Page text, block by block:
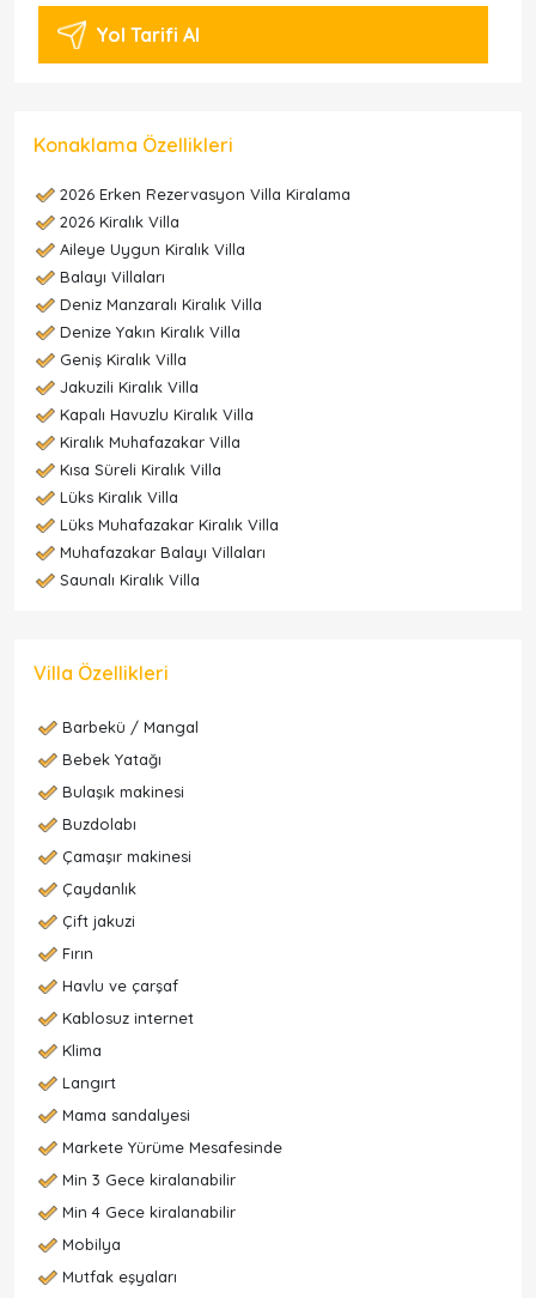
Yol Tarifi Al
Konaklama Özellikleri
2026 Erken Rezervasyon Villa Kiralama
2026 Kiralık Villa
Aileye Uygun Kiralık Villa
Balayı Villaları
Deniz Manzaralı Kiralık Villa
Denize Yakın Kiralık Villa
Geniş Kiralık Villa
Jakuzili Kiralık Villa
Kapalı Havuzlu Kiralık Villa
Kiralık Muhafazakar Villa
Kısa Süreli Kiralık Villa
Lüks Kiralık Villa
Lüks Muhafazakar Kiralık Villa
Muhafazakar Balayı Villaları
Saunalı Kiralık Villa
Villa Özellikleri
Barbekü / Mangal
Bebek Yatağı
Bulaşık makinesi
Buzdolabı
Çamaşır makinesi
Çaydanlık
Çift jakuzi
Fırın
Havlu ve çarşaf
Kablosuz internet
Klima
Langırt
Mama sandalyesi
Markete Yürüme Mesafesinde
Min 3 Gece kiralanabilir
Min 4 Gece kiralanabilir
Mobilya
Mutfak eşyaları